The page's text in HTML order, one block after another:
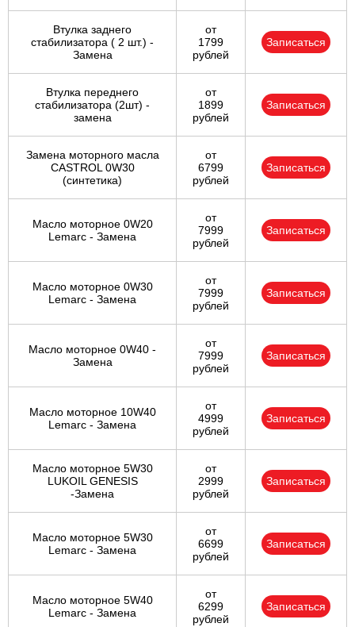
Втулка заднего
стабилизатора ( 2 шт.) -
Замена
от
1799
рублей
Записаться
Втулка переднего
стабилизатора (2шт) -
замена
от
1899
рублей
Записаться
Замена моторного масла
CASTROL 0W30
(синтетика)
от
6799
рублей
Записаться
Масло моторное 0W20
Lemarc - Замена
от
7999
рублей
Записаться
Масло моторное 0W30
Lemarc - Замена
от
7999
рублей
Записаться
Масло моторное 0W40 -
Замена
от
7999
рублей
Записаться
Масло моторное 10W40
Lemarc - Замена
от
4999
рублей
Записаться
Масло моторное 5W30
LUKOIL GENESIS
-Замена
от
2999
рублей
Записаться
Масло моторное 5W30
Lemarc - Замена
от
6699
рублей
Записаться
Масло моторное 5W40
Lemarc - Замена
от
6299
рублей
Записаться